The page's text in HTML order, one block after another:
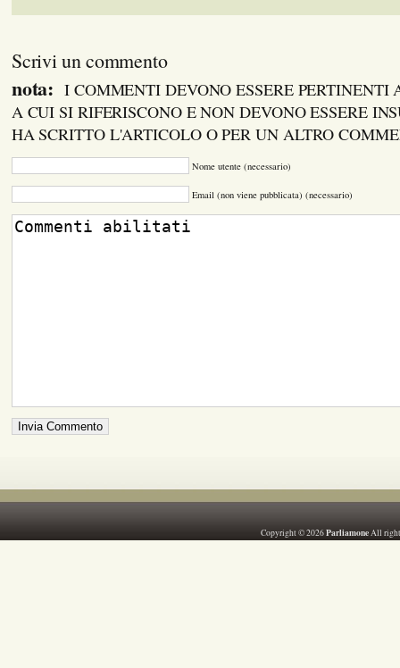
Scrivi un commento
nota:I COMMENTI DEVONO ESSERE PERTINENTI
A CUI SI RIFERISCONO E NON DEVONO ESSERE
HA SCRITTO L'ARTICOLO O PER UN ALTRO
Nome utente (necessario)
Email (non viene pubblicata) (necessario)
Copyright © 2026ParliamoneAll